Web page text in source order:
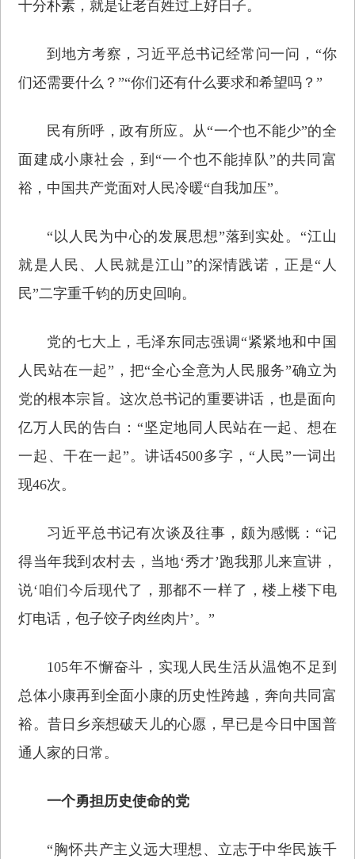
十分朴素，就是让老百姓过上好日子。
到地方考察，习近平总书记经常问一问，“你
们还需要什么？”“你们还有什么要求和希望吗？”
民有所呼，政有所应。从“一个也不能少”的全
面建成小康社会，到“一个也不能掉队”的共同富
裕，中国共产党面对人民冷暖“自我加压”。
“以人民为中心的发展思想”落到实处。“江山
就是人民、人民就是江山”的深情践诺，正是“人
民”二字重千钧的历史回响。
党的七大上，毛泽东同志强调“紧紧地和中国
人民站在一起”，把“全心全意为人民服务”确立为
党的根本宗旨。这次总书记的重要讲话，也是面向
亿万人民的告白：“坚定地同人民站在一起、想在
一起、干在一起”。讲话4500多字，“人民”一词出
现46次。
习近平总书记有次谈及往事，颇为感慨：“记
得当年我到农村去，当地‘秀才’跑我那儿来宣讲，
说‘咱们今后现代了，那都不一样了，楼上楼下电
灯电话，包子饺子肉丝肉片’。”
105年不懈奋斗，实现人民生活从温饱不足到
总体小康再到全面小康的历史性跨越，奔向共同富
裕。昔日乡亲想破天儿的心愿，早已是今日中国普
通人家的日常。
一个勇担历史使命的党
“胸怀共产主义远大理想、立志于中华民族千